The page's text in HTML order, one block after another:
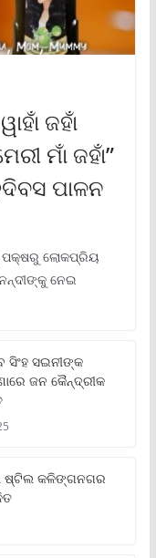
ଜହାଁ
ମାଁ ଜହାଁ”
ପାଳନ
ପକ୍ଷରୁ ଲୋକପ୍ରିୟ
ନେଇ
ସିଂହ ସଇନୀଙ୍କ
ଜନ କୈନ୍ଦ୍ରୀକ
ଷ୍ଟିଲ କଳିଙ୍ଗନଗର